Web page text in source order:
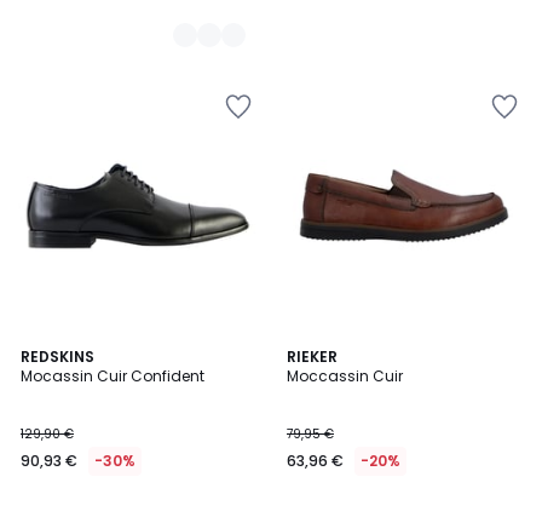
REDSKINS
Mocassin Cuir Confident
129,90 €
90,93 € -30%
RIEKER
Moccassin Cuir
79,95 €
63,96 € -20%